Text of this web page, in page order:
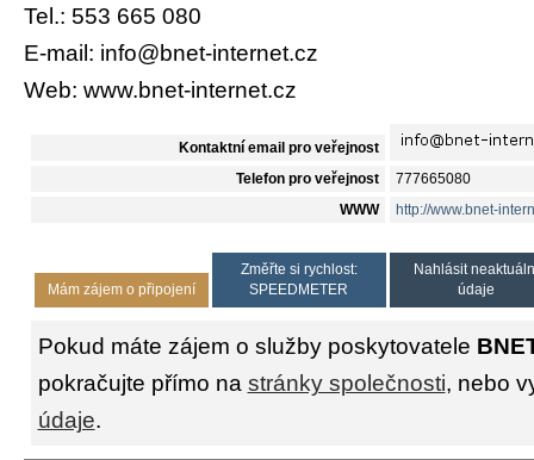
Tel.: 553 665 080
E-mail: info@bnet-internet.cz
Web: www.bnet-internet.cz
Kontaktní email pro veřejnost
Telefon pro veřejnost 777665080
WWW http://www.bnet-
Mám zájem o připojení
Změřte si rychlost:
SPEEDMETER
Nahlásit
údaje
Pokud máte zájem o služby poskytovatele
pokračujte přímo na stránky společnosti, nebo
údaje.